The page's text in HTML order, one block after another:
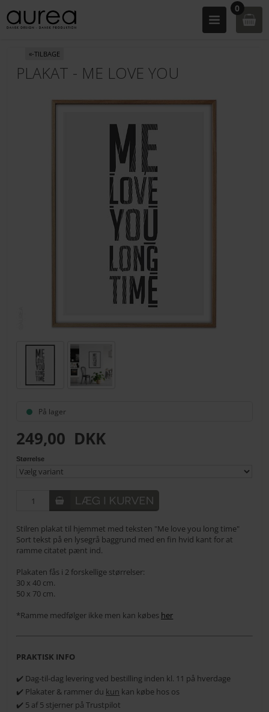
0
«-TILBAGE
PLAKAT - ME LOVE YOU
På lager
249,00 DKK
Størrelse
Stilren plakat til hjemmet med teksten "Me love you long time"
Sort tekst på en lysegrå baggrund med en fin hvid kant for at
ramme citatet pænt ind.
Plakaten fås i 2 forskellige størrelser:
30 x 40 cm.
50 x 70 cm.
*Ramme medfølger ikke men kan købes her
PRAKTISK INFO
✔️ Dag-til-dag levering ved bestilling inden kl. 11 på hverdage
✔️ Plakater & rammer du kun kan købe hos os
✔️ 5 af 5 stjerner på Trustpilot